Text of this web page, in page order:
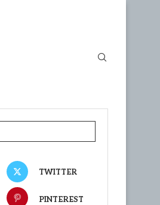
TWITTER
PINTEREST